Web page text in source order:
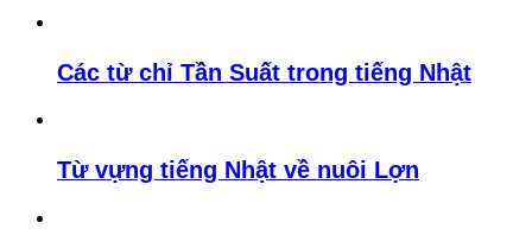
Các từ chỉ Tần Suất trong tiếng Nhật
Từ vựng tiếng Nhật về nuôi Lợn